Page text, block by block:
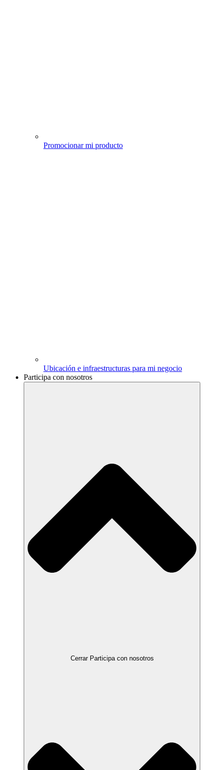
Promocionar mi producto
Ubicación e infraestructuras para mi negocio
Participa con nosotros
Cerrar Participa con nosotros